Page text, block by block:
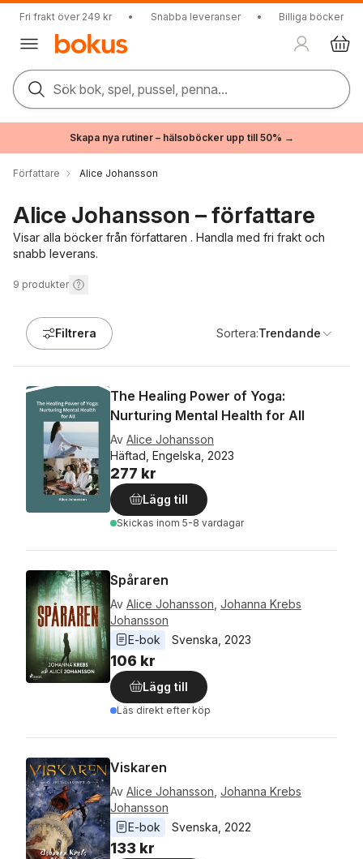
Fri frakt över 249 kr • Snabba leveranser • Billiga böcker
Sök bok, spel, pussel, penna...
Skapa nya rutiner – hälsoböcker upp till 50% →
Författare Alice Johansson
Alice Johansson – författare
Visar alla böcker från författaren . Handla med fri frakt och
snabb leverans.
9 produkter
Filtrera Sortera:Trendande
The Healing Power of Yoga:
Nurturing Mental Health for All
Av Alice Johansson
Häftad, Engelska, 2023
277 kr
Lägg till
Skickas inom 5-8 vardagar
Spåraren
Av Alice Johansson Johanna Krebs
Johansson
E-bok
Svenska 2023
106 kr
Lägg till
Läs direkt efter köp
Viskaren
Av Alice Johansson Johanna Krebs
Johansson
E-bok
Svenska 2022
133 kr